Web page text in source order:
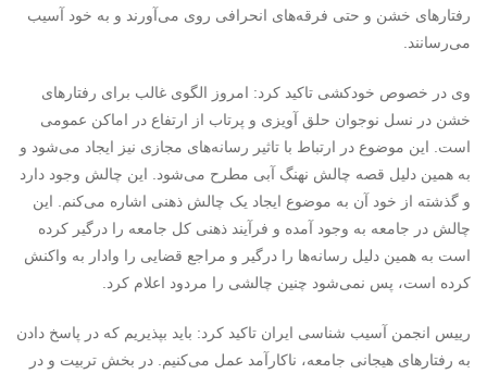
رفتارهای خشن و حتی فرقه‌های انحرافی روی می‌آورند و به خود آسیب
می‌رسانند.
وی در خصوص خودکشی تاکید کرد: امروز الگوی غالب برای رفتارهای
خشن در نسل نوجوان حلق آویزی و پرتاب از ارتفاع در اماکن عمومی
است. این موضوع در ارتباط با تاثیر رسانه‌های مجازی نیز ایجاد می‌شود و
به همین دلیل قصه چالش نهنگ آبی مطرح می‌شود. این چالش وجود دارد
و گذشته از خود آن به موضوع ایجاد یک چالش ذهنی اشاره می‌کنم. این
چالش در جامعه به وجود آمده و فرآیند ذهنی کل جامعه را درگیر کرده
است به همین دلیل رسانه‌ها را درگیر و مراجع قضایی را وادار به واکنش
کرده است، پس نمی‌شود چنین چالشی را مردود اعلام کرد.
رییس انجمن آسیب شناسی ایران تاکید کرد: باید بپذیریم که در پاسخ دادن
به رفتارهای هیجانی جامعه، ناکارآمد عمل می‌کنیم. در بخش تربیت و در